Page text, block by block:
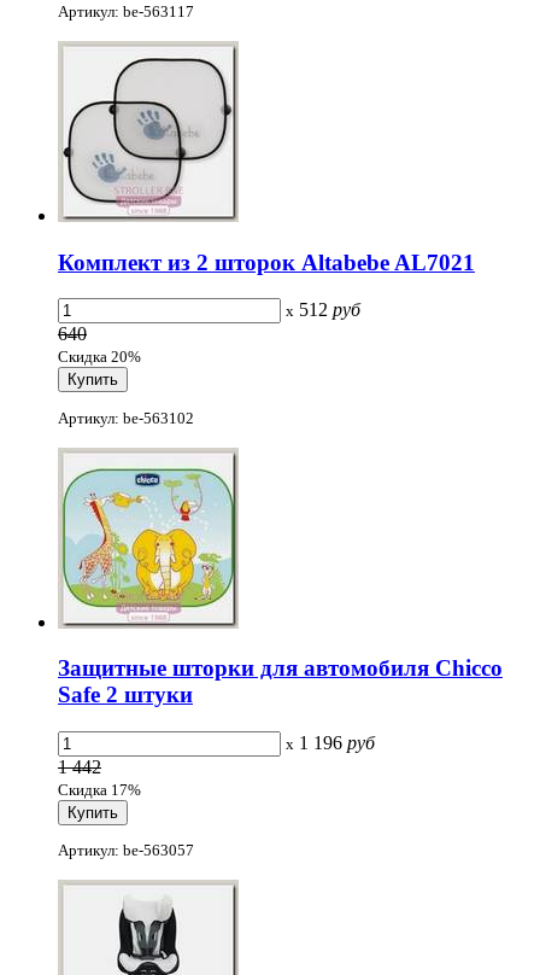
Артикул: be-563117
Комплект из 2 шторок Altabebe AL7021
x 512 руб
640
Скидка 20%
Артикул: be-563102
Защитные шторки для автомобиля Chicco
Safe 2 штуки
x 1 196 руб
1 442
Скидка 17%
Артикул: be-563057